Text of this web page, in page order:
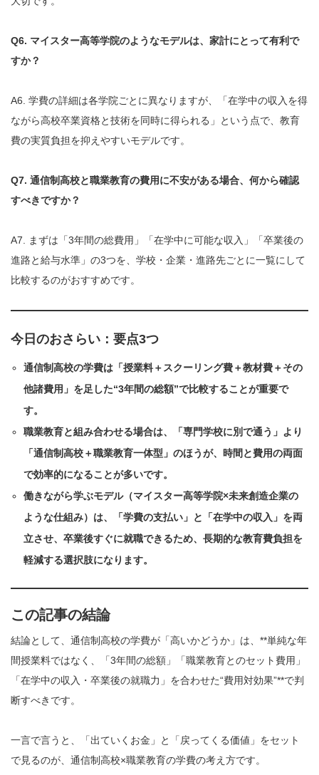
Q6. マイスター高等学院のようなモデルは、家計にとって有利で
すか？
A6. 学費の詳細は各学院ごとに異なりますが、「在学中の収入を得
ながら高校卒業資格と技術を同時に得られる」という点で、教育
費の実質負担を抑えやすいモデルです。
Q7. 通信制高校と職業教育の費用に不安がある場合、何から確認
すべきですか？
A7. まずは「3年間の総費用」「在学中に可能な収入」「卒業後の
進路と給与水準」の3つを、学校・企業・進路先ごとに一覧にして
比較するのがおすすめです。
今日のおさらい：要点3つ
通信制高校の学費は「授業料＋スクーリング費＋教材費＋その
他諸費用」を足した“3年間の総額”で比較することが重要で
す。
職業教育と組み合わせる場合は、「専門学校に別で通う」より
「通信制高校＋職業教育一体型」のほうが、時間と費用の両面
で効率的になることが多いです。
働きながら学ぶモデル（マイスター高等学院×未来創造企業の
ような仕組み）は、「学費の支払い」と「在学中の収入」を両
立させ、卒業後すぐに就職できるため、長期的な教育費負担を
軽減する選択肢になります。
この記事の結論
結論として、通信制高校の学費が「高いかどうか」は、**単純な年
間授業料ではなく、「3年間の総額」「職業教育とのセット費用」
「在学中の収入・卒業後の就職力」を合わせた“費用対効果”**で判
断すべきです。
一言で言うと、「出ていくお金」と「戻ってくる価値」をセット
で見るのが、通信制高校×職業教育の学費の考え方です。